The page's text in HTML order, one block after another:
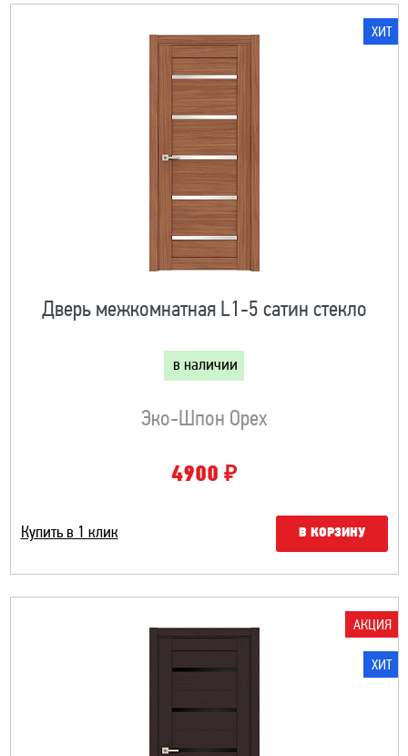
ХИТ
Дверь межкомнатная L1-5 сатин стекло
в наличии
Эко-Шпон Орех
4900 ₽
Купить в 1 клик В КОРЗИНУ
АКЦИЯ
ХИТ